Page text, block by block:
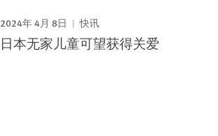
2024年 4月 8日 快讯
日本无家儿童可望获得关爱